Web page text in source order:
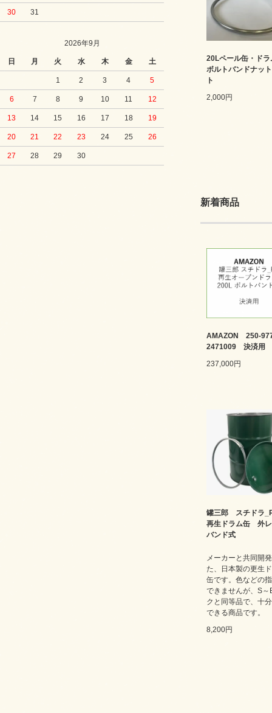
30 31
2026年9月
日 月 火 水 木 金 土
1 2 3 4 5
6 7 8 9 10 11 12
13 14 15 16 17 18 19
20 21 22 23 24 25 26
27 28 29 30
20Lペール缶・ドラ
ボルトバンドナッ
ト
2,000円
新着商品
AMAZON 250-
2471009 決済用
237,000円
罐三郎 スチドラ
再生ドラム缶 外
バンド式
メーカーと共同開
た、日本製の更生
缶です。色などの
できませんが、S～
クと同等品で、十
できる商品です。
8,200円